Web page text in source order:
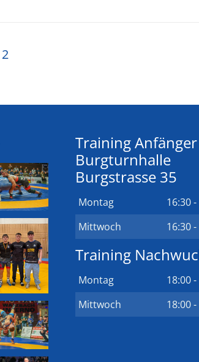
2
Training Anfänger
Burgturnhalle
Burgstrasse 35
Montag
16:30
Mittwoch
16:30
Training
Montag
18:00
Mittwoch
18:00